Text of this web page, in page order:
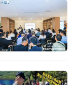
动园区与校园
安科学园正将
础动能与持久